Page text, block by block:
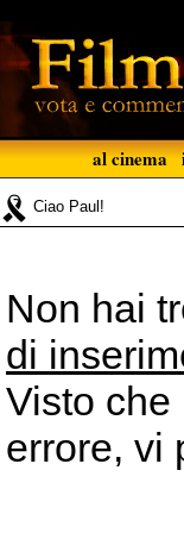
al cinema
Ciao Paul!
Non hai
di
Visto che
errore, vi